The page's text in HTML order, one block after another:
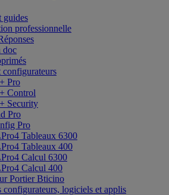
guides
professionnelle
doc
Pro
Control
Security
Pro
Pro
Tableaux 6300
Tableaux 400
Calcul 6300
Calcul 400
Portier Bticino
configurateurs, logiciels et applis